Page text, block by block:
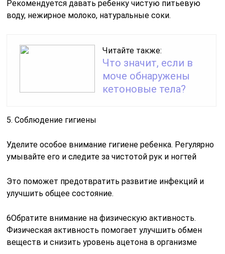
Рекомендуется давать ребенку чистую питьевую
воду, нежирное молоко, натуральные соки.
Читайте также:
Что значит, если в
моче обнаружены
кетоновые тела?
5. Соблюдение гигиены
Уделите особое внимание гигиене ребенка. Регулярно
умывайте его и следите за чистотой рук и ногтей
Это поможет предотвратить развитие инфекций и
улучшить общее состояние.
6Обратите внимание на физическую активность.
Физическая активность помогает улучшить обмен
веществ и снизить уровень ацетона в организме